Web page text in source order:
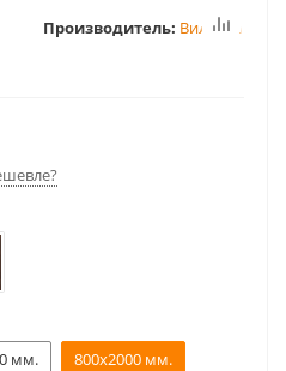
Производитель: Вилейка
мм. 800x2000 мм.